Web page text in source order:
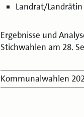
Landrat/Landrätin
Ergebnisse und
Stichwahlen am 28.
Kommunalwahlen